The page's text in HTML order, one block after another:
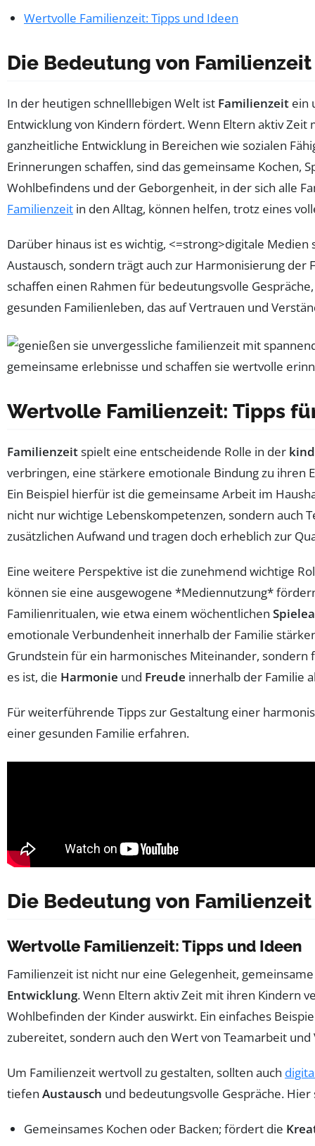
Wertvolle Familienzeit: Tipps und Ideen
Die Bedeutung von Familienzeit
In der heutigen schnelllebigen Welt ist Familienzeit ein
Entwicklung von Kindern fördert. Wenn Eltern aktiv
ganzheitliche Entwicklung in Bereichen wie sozialen
Erinnerungen schaffen, sind das gemeinsame Kochen,
Wohlbefindens und der Geborgenheit, in der sich alle
Familienzeit in den Alltag, können helfen, trotz eines
Darüber hinaus ist es wichtig, <=strong>digitale
Austausch, sondern trägt auch zur Harmonisierung
schaffen einen Rahmen für bedeutungsvolle
gesunden Familienleben, das auf Vertrauen und
Wertvolle Familienzeit: Tipps
Familienzeitspielt eine entscheidende Rolle in der
verbringen, eine stärkere emotionale Bindung zu ihren
Ein Beispiel hierfür ist die gemeinsame Arbeit im
nicht nur wichtige Lebenskompetenzen, sondern
zusätzlichen Aufwand und tragen doch erheblich zur
Eine weitere Perspektive ist die zunehmend wichtige
können sie eine ausgewogene *Mediennutzung*
Familienritualen, wie etwa einem wöchentlichen
emotionale Verbundenheit innerhalb der Familie
Grundstein für ein harmonisches Miteinander,
es ist, die Harmonie und Freude innerhalb der Familie
Für weiterführende Tipps zur Gestaltung einer
einer gesunden Familie erfahren.
Die Bedeutung von
Wertvolle Familienzeit: Tipps und Ideen
Familienzeit ist nicht nur eine Gelegenheit,
Entwicklung. Wenn Eltern aktiv Zeit mit ihren Kindern
Wohlbefinden der Kinder auswirkt. Ein einfaches
zubereitet, sondern auch den Wert von Teamarbeit
Um Familienzeit wertvoll zu gestalten, sollten auch
tiefen Austausch und bedeutungsvolle Gespräche.
Gemeinsames Kochen oder Backen; fördert die